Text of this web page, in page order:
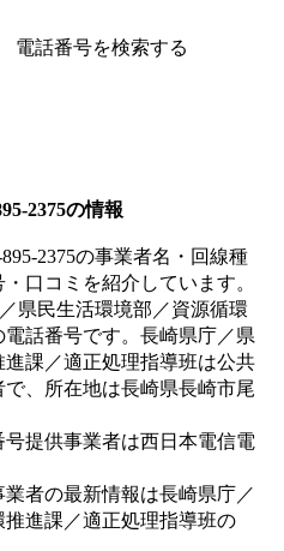
2375の情報
2375の事業者名・回線種
口コミを紹介しています。
県民生活環境部／資源循環
電話番号です。 長崎県庁／県
課／適正処理指導班は公共
で、所在地は長崎県長崎市尾
号提供事業者は西日本電信電
者の最新情報は長崎県庁／
進課／適正処理指導班の